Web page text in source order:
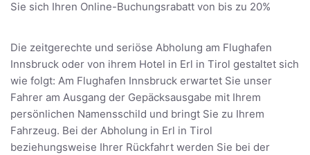
Sie sich Ihren Online-Buchungsrabatt von bis zu 20%
Die zeitgerechte und seriöse Abholung am Flughafen
Innsbruck oder von ihrem Hotel in Erl in Tirol gestaltet sich
wie folgt: Am Flughafen Innsbruck erwartet Sie unser
Fahrer am Ausgang der Gepäcksausgabe mit Ihrem
persönlichen Namensschild und bringt Sie zu Ihrem
Fahrzeug. Bei der Abholung in Erl in Tirol
beziehungsweise Ihrer Rückfahrt werden Sie bei der